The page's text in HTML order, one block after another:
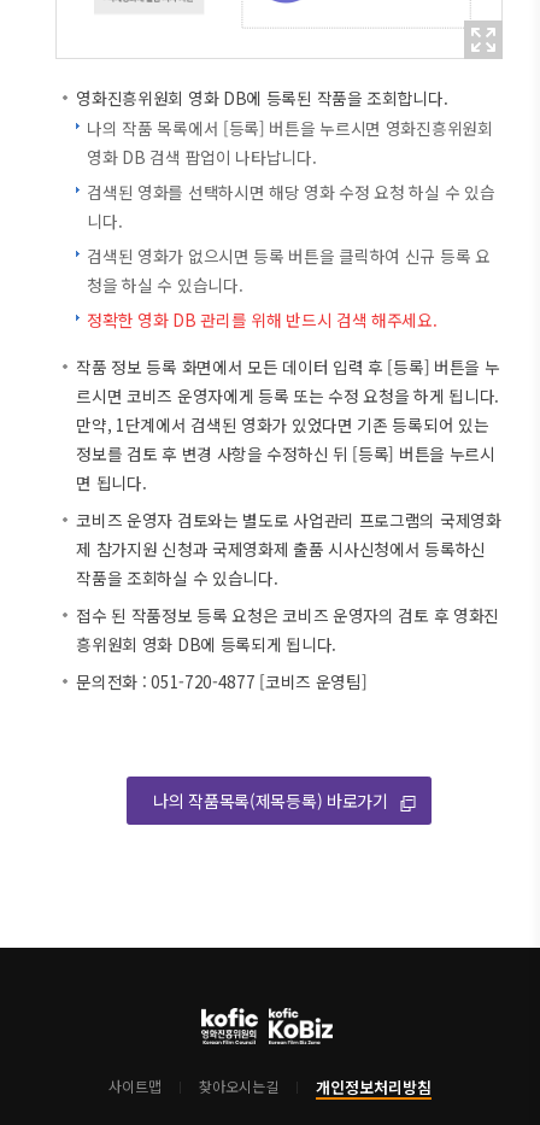
영화진흥위원회 영화 DB에 등록된 작품을 조회합니다.
나의 작품 목록에서 [등록] 버튼을 누르시면 영화진흥위원회
영화 DB 검색 팝업이 나타납니다.
검색된 영화를 선택하시면 해당 영화 수정 요청 하실 수 있습
니다.
검색된 영화가 없으시면 등록 버튼을 클릭하여 신규 등록 요
청을 하실 수 있습니다.
정확한 영화 DB 관리를 위해 반드시 검색 해주세요.
작품 정보 등록 화면에서 모든 데이터 입력 후 [등록] 버튼을 누
르시면 코비즈 운영자에게 등록 또는 수정 요청을 하게 됩니다.
만약, 1단계에서 검색된 영화가 있었다면 기존 등록되어 있는
정보를 검토 후 변경 사항을 수정하신 뒤 [등록] 버튼을 누르시
면 됩니다.
코비즈 운영자 검토와는 별도로 사업관리 프로그램의 국제영화
제 참가지원 신청과 국제영화제 출품 시사신청에서 등록하신
작품을 조회하실 수 있습니다.
접수 된 작품정보 등록 요청은 코비즈 운영자의 검토 후 영화진
흥위원회 영화 DB에 등록되게 됩니다.
문의전화 : 051-720-4877 [코비즈 운영팀]
나의 작품목록(제목등록) 바로가기
사이트맵 찾아오시는길 개인정보처리방침